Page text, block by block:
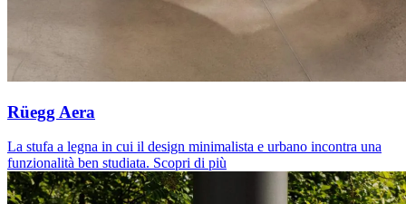
Rüegg Aera
La stufa a legna in cui il design minimalista e urbano incontra una
funzionalità ben studiata. Scopri di più